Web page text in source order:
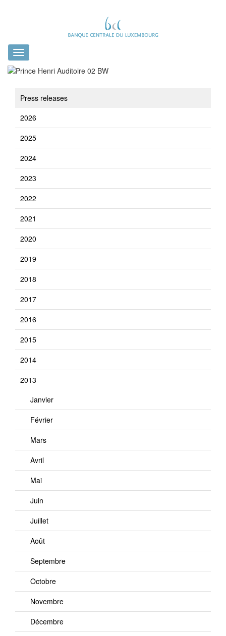
Toggle
navigation
Press releases
2026
2025
2024
2023
2022
2021
2020
2019
2018
2017
2016
2015
2014
2013
Janvier
Février
Mars
Avril
Mai
Juin
Juillet
Août
Septembre
Octobre
Novembre
Décembre